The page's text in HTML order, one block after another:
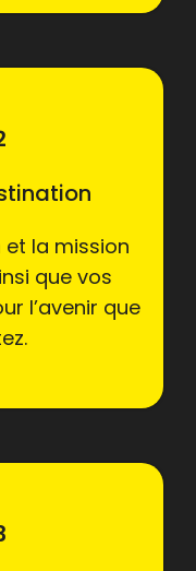
et la mission
que vos
l’avenir que